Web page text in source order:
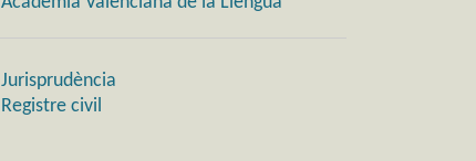
Jurisprudència
Registre civil